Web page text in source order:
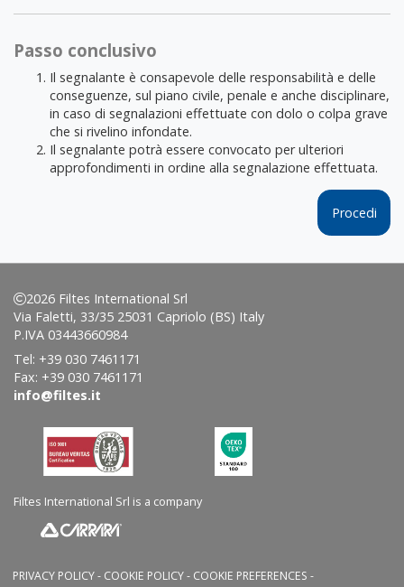
Passo conclusivo
Il segnalante è consapevole delle responsabilità e delle
conseguenze, sul piano civile, penale e anche disciplinare,
in caso di segnalazioni effettuate con dolo o colpa grave
che si rivelino infondate.
Il segnalante potrà essere convocato per ulteriori
approfondimenti in ordine alla segnalazione effettuata.
2026 Filtes International Srl
Via Faletti, 33/35 25031 Capriolo (BS) Italy
P.IVA 03443660984
Tel: +39 030 7461171
Fax: +39 030 7461171
info@filtes.it
Filtes International Srl is a company
PRIVACY POLICY- COOKIE POLICY- COOKIE PREFERENCES -